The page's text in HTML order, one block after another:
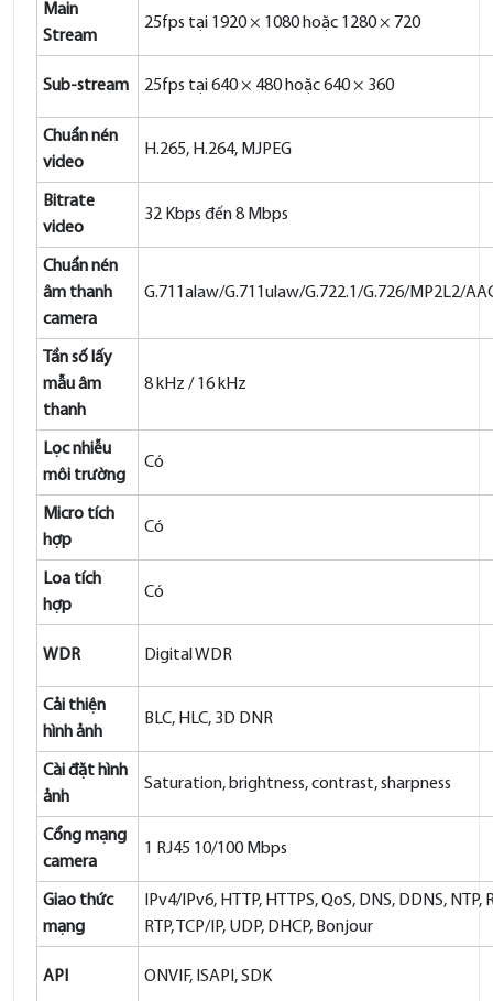
Main
Stream
25fps tại 1920 × 1080 hoặc 1280 × 720
Sub-stream 25fps tại 640 × 480 hoặc 640 × 360
Chuẩn nén
video
H.265, H.264, MJPEG
Bitrate
video
32 Kbps đến 8 Mbps
Chuẩn nén
âm thanh
camera
G.711alaw/G.711ulaw/G.722.1/G.726/MP2L2/
Tần số lấy
mẫu âm
thanh
8 kHz / 16 kHz
Lọc nhiễu
môi trường
Có
Micro tích
hợp
Có
Loa tích
hợp
Có
WDR Digital WDR
Cải thiện
hình ảnh
BLC, HLC, 3D DNR
Cài đặt hình
ảnh
Saturation, brightness, contrast, sharpness
Cổng mạng
camera
1 RJ45 10/100 Mbps
Giao thức
mạng
IPv4/IPv6, HTTP, HTTPS, QoS, DNS, DDNS, NTP,
RTP, TCP/IP, UDP, DHCP, Bonjour
API ONVIF, ISAPI, SDK